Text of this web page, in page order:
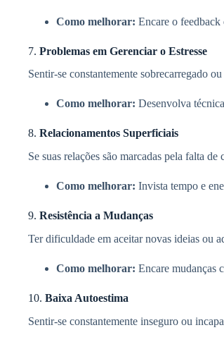
Como melhorar: Encare o feedback
7. Problemas em Gerenciar o Estresse
Sentir-se constantemente sobrecarregado
Como melhorar: Desenvolva
8. Relacionamentos Superficiais
Se suas relações são marcadas pela falta
Como melhorar: Invista tempo e
9. Resistência a Mudanças
Ter dificuldade em aceitar novas ideias ou
Como melhorar: Encare mudanças
10. Baixa Autoestima
Sentir-se constantemente inseguro ou